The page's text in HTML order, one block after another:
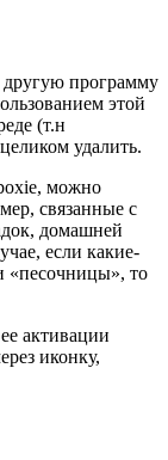
другую программу
этой
(т.н
удалить.
можно
связанные с
домашней
если какие-
«песочницы», то
активации
иконку,